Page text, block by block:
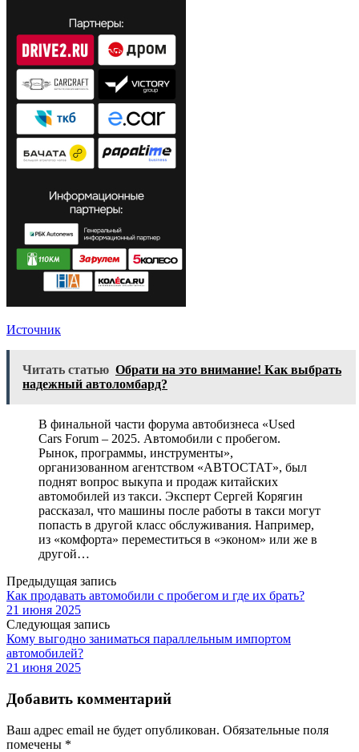
Источник
Читать статью Обрати на это внимание! Как выбрать
надежный автоломбард?
В финальной части форума автобизнеса «Used
Cars Forum – 2025. Автомобили с пробегом.
Рынок, программы, инструменты»,
организованном агентством «АВТОСТАТ», был
поднят вопрос выкупа и продаж китайских
автомобилей из такси. Эксперт Сергей Корягин
рассказал, что машины после работы в такси могут
попасть в другой класс обслуживания. Например,
из «комфорта» переместиться в «эконом» или же в
другой…
Предыдущая запись
Как продавать автомобили с пробегом и где их брать?
21 июня 2025
Следующая запись
Кому выгодно заниматься параллельным импортом
автомобилей?
21 июня 2025
Добавить комментарий
Ваш адрес email не будет опубликован. Обязательные поля
помечены *